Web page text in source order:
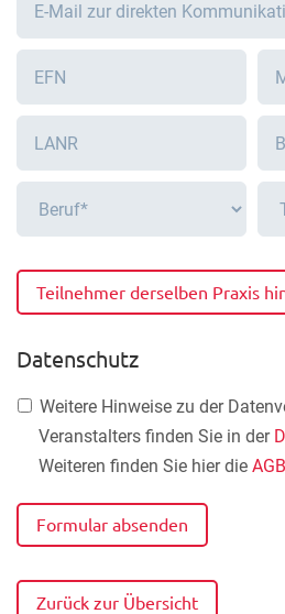
Teilnehmer derselben Praxis
Datenschutz
Weitere Hinweise zu der
Veranstalters finden Sie in der
Weiteren finden Sie hier die AGB
Formular absenden
Zurück zur Übersicht